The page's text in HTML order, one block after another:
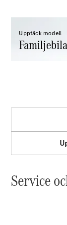
Mercedes-
Alla
CLE
AMG GT
Upptäck modell
Service